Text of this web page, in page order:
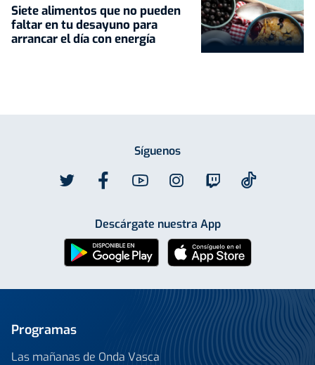
Siete alimentos que no pueden
faltar en tu desayuno para
arrancar el día con energía
Síguenos
Descárgate nuestra App
Programas
Las mañanas de Onda Vasca